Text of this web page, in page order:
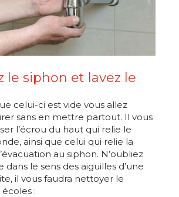
le siphon et lavez le
celui-ci est vide vous allez
sans en mettre partout. Il vous
l’écrou du haut qui relie le
ainsi que celui qui relie la
au siphon. N’oubliez
dans le sens des aiguilles d’une
il vous faudra nettoyer le
écoles :